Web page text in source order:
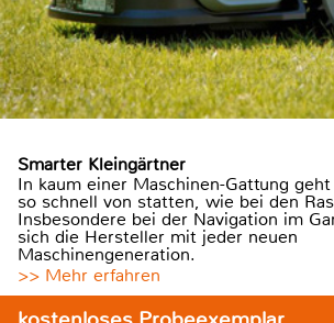
Smarter Kleingärtner
In kaum einer Maschinen-Gattung
so schnell von statten, wie bei den
Insbesondere bei der Navigation im
sich die Hersteller mit jeder neuen
Maschinengeneration.
>> Mehr erfahren